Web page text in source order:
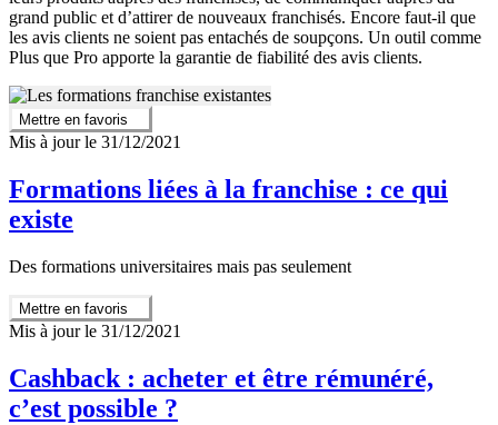
grand public et d’attirer de nouveaux franchisés. Encore faut-il que
les avis clients ne soient pas entachés de soupçons. Un outil comme
Plus que Pro apporte la garantie de fiabilité des avis clients.
Mettre en favoris
Mis à jour le 31/12/2021
Formations liées à la franchise : ce qui
existe
Des formations universitaires mais pas seulement
Mettre en favoris
Mis à jour le 31/12/2021
Cashback : acheter et être rémunéré,
c’est possible ?